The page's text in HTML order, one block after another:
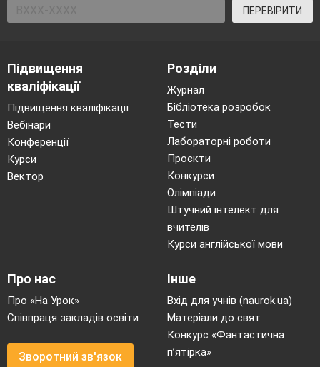
ПЕРЕВІРИТИ
Підвищення
кваліфікації
Підвищення кваліфікації
Вебінари
Конференції
Курси
Вектор
Розділи
Журнал
Бібліотека розробок
Тести
Лабораторні роботи
Проєкти
Конкурси
Олімпіади
Штучний інтелект для
вчителів
Курси англійської мови
Про нас
Про «На Урок»
Співпраця закладів освіти
Зворотний зв'язок
Інше
Вхід для учнів (naurok.ua)
Матеріали до свят
Конкурс «Фантастична
п’ятірка»